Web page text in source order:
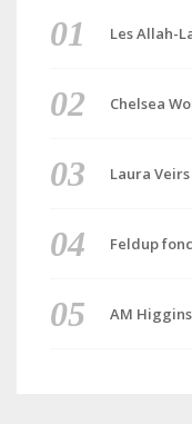
Les Allah-
Chelsea
Laura
Feldup
AM